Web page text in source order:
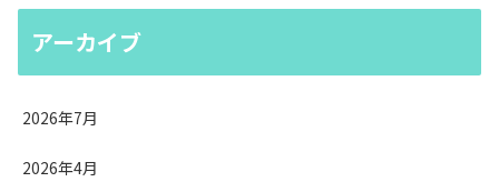
アーカイブ
2026年7月
2026年4月